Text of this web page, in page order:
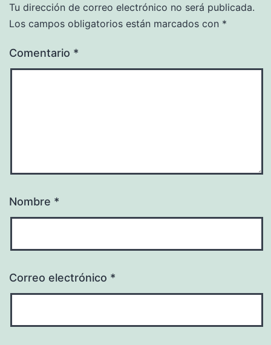
Tu dirección de correo electrónico no será publicada.
Los campos obligatorios están marcados con *
Comentario *
Nombre *
Correo electrónico *